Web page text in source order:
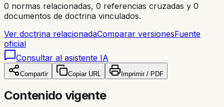
0 normas relacionadas, 0 referencias cruzadas y 0
documentos de doctrina vinculados.
Ver doctrina relacionadaComparar versionesFuente
oficial
Consultar al asistente IA
Compartir Copiar URL Imprimir / PDF
Contenido vigente